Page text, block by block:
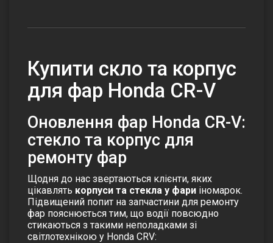
Купити скло та корпус
для фар Honda CR-V
Оновлення фар Honda CR-V:
стекло та корпус для
ремонту фар
Щодня до нас звертаються клієнти, яких
цікавлять корпуси та стекла у фари іномарок.
Підвищений попит на запчастини для ремонту
фар пояснюється тим, що водії повсюдно
стикаються з такими неполадками зі
світлотехнікою у Honda CRV: